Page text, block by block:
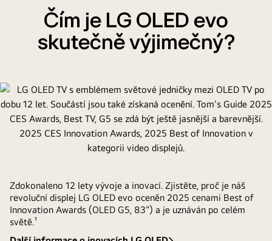
televizorů
LG
NanoCell,
LG
QNED,
LG
OLED
LG
Čím je LG OLED evo
skutečně výjimečný?
Zdokonaleno 12 lety vývoje a inovací. Zjistěte, proč je náš
revoluční displej LG OLED evo oceněn 2025 cenami Best of
Innovation Awards (OLED G5, 83") a je uznáván po celém
světě.¹